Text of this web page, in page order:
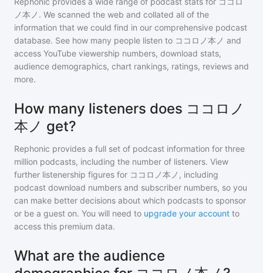
ノ本ノ . We scanned the web and collated all of the
information that we could find in our comprehensive podcast
database. See how many people listen to ココロノ本ノ and
access YouTube viewership numbers, download stats,
audience demographics, chart rankings, ratings, reviews and
more.
How many listeners does ココロノ
本ノ get?
Rephonic provides a full set of podcast information for three
million podcasts, including the number of listeners. View
further listenership figures for ココロノ本ノ , including
podcast download numbers and subscriber numbers, so you
can make better decisions about which podcasts to sponsor
or be a guest on. You will need to upgrade your account to
access this premium data.
What are the audience